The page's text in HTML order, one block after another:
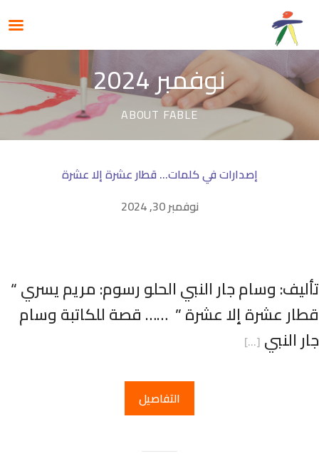
نوفمبر 2024
ABOUT FABLE
إصدارات في كلمات… قطار عشرة إلا عشرة
نوفمبر 30, 2024
وسام جار النبي الحلو رسوم: مريم يسري “
عشرة إلا عشرة ” …… قصة للكاتبة وسام
النبي […]
التفاصيل